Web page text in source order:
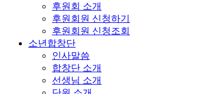
후원회 소개
후원회원 신청하기
후원회원 신청조회
소년합창단
인사말씀
합창단 소개
선생님 소개